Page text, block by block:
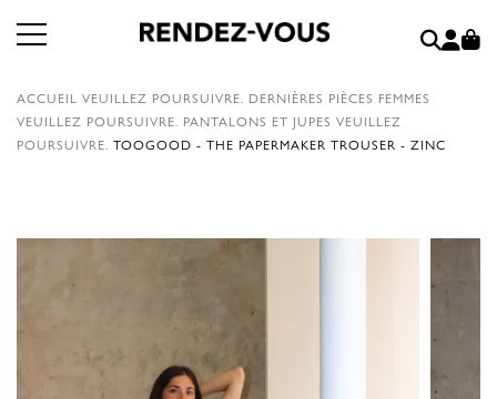
ACCUEIL VEUILLEZ POURSUIVRE. DERNIÈRES PIÈCES FEMMES
VEUILLEZ POURSUIVRE. PANTALONS ET JUPES VEUILLEZ
POURSUIVRE. TOOGOOD - THE PAPERMAKER TROUSER - ZINC